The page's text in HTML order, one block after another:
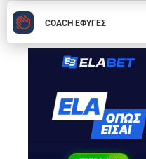
COACH ΕΦΥΓΕΣ